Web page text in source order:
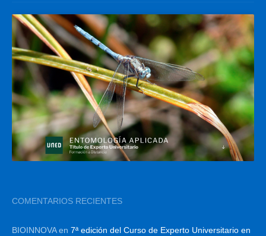
COMENTARIOS RECIENTES
BIOINNOVAen 7ª edición del Curso de Experto Universitario en